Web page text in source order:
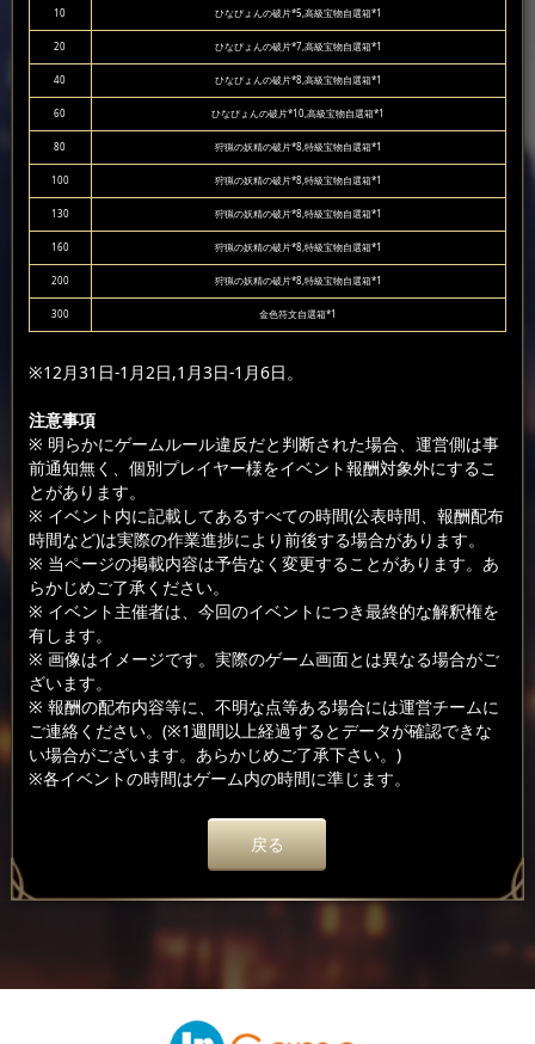
10 ひなぴょんの破片*5,高級宝物自選箱*1
20 ひなぴょんの破片*7,高級宝物自選箱*1
40 ひなぴょんの破片*8,高級宝物自選箱*1
60 ひなぴょんの破片*10,高級宝物自選箱*1
80 狩猟の妖精の破片*8,特級宝物自選箱*1
100 狩猟の妖精の破片*8,特級宝物自選箱*1
130 狩猟の妖精の破片*8,特級宝物自選箱*1
160 狩猟の妖精の破片*8,特級宝物自選箱*1
200 狩猟の妖精の破片*8,特級宝物自選箱*1
300 金色符文自選箱*1
※12月31日-1月2日,1月3日-1月6日。
注意事項
※ 明らかにゲームルール違反だと判断された場合、運営側は事
前通知無く、個別プレイヤー様をイベント報酬対象外にするこ
とがあります。
※ イベント内に記載してあるすべての時間(公表時間、報酬配布
時間など)は実際の作業進捗により前後する場合があります。
※ 当ページの掲載内容は予告なく変更することがあります。あ
らかじめご了承ください。
※ イベント主催者は、今回のイベントにつき最終的な解釈権を
有します。
※ 画像はイメージです。実際のゲーム画面とは異なる場合がご
ざいます。
※ 報酬の配布内容等に、不明な点等ある場合には運営チームに
ご連絡ください。(※1週間以上経過するとデータが確認できな
い場合がございます。あらかじめご了承下さい。)
※各イベントの時間はゲーム内の時間に準じます。
戻る